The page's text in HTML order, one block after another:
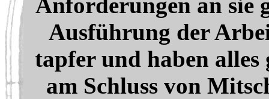
Ausführung der
tapfer und haben alles
am Schluss von